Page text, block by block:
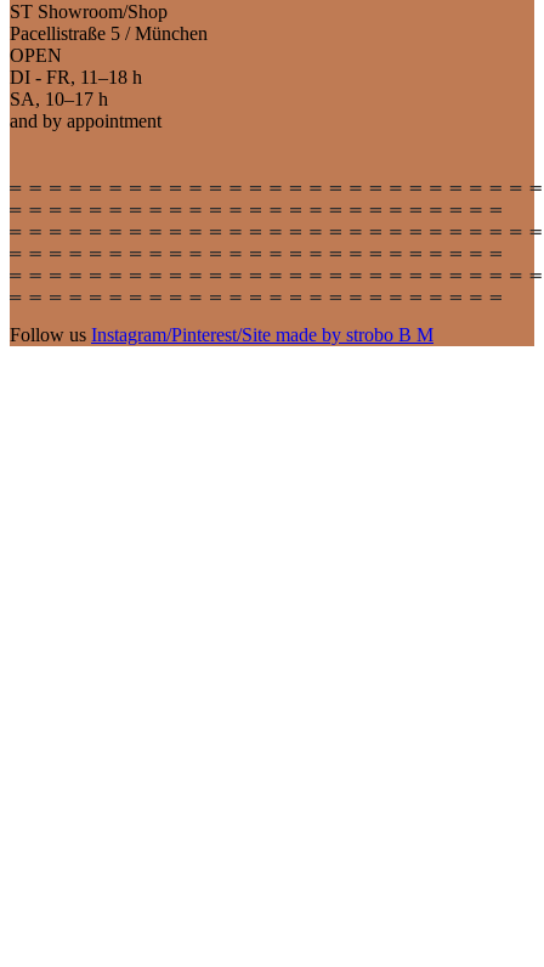
ST Showroom/Shop
Pacellistraße 5 / München
OPEN
DI - FR, 11–18 h
SA, 10–17 h
and by appointment
Follow us Instagram/Pinterest/Site made by strobo B M